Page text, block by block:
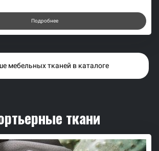
Подробнее
мебельных тканей в каталоге
ткани